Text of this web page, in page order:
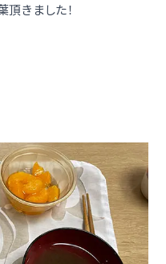
きました！